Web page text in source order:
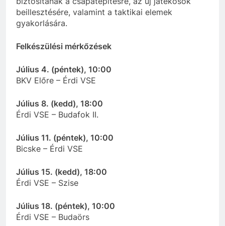
beillesztésére, valamint a taktikai elemek
gyakorlására.
Felkészülési mérkőzések
Július 4. (péntek), 10:00
BKV Előre – Érdi VSE
Július 8. (kedd), 18:00
Érdi VSE – Budafok II.
Július 11. (péntek), 10:00
Bicske – Érdi VSE
Július 15. (kedd), 18:00
Érdi VSE – Szise
Július 18. (péntek), 10:00
Érdi VSE – Budaörs